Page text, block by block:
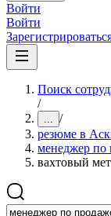
Войти
Войти
Поиск
/
... /
резюме в
менеджер по
вахтовый